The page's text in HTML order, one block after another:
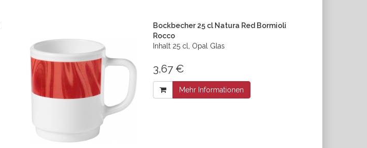
Bockbecher 25 cl Natura Red Bormioli
Rocco
Inhalt 25 cl, Opal Glas
3,67 €
Mehr Informationen